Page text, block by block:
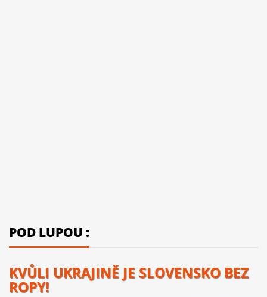
POD LUPOU :
KVŮLI UKRAJINĚ JE SLOVENSKO BEZ
ROPY!